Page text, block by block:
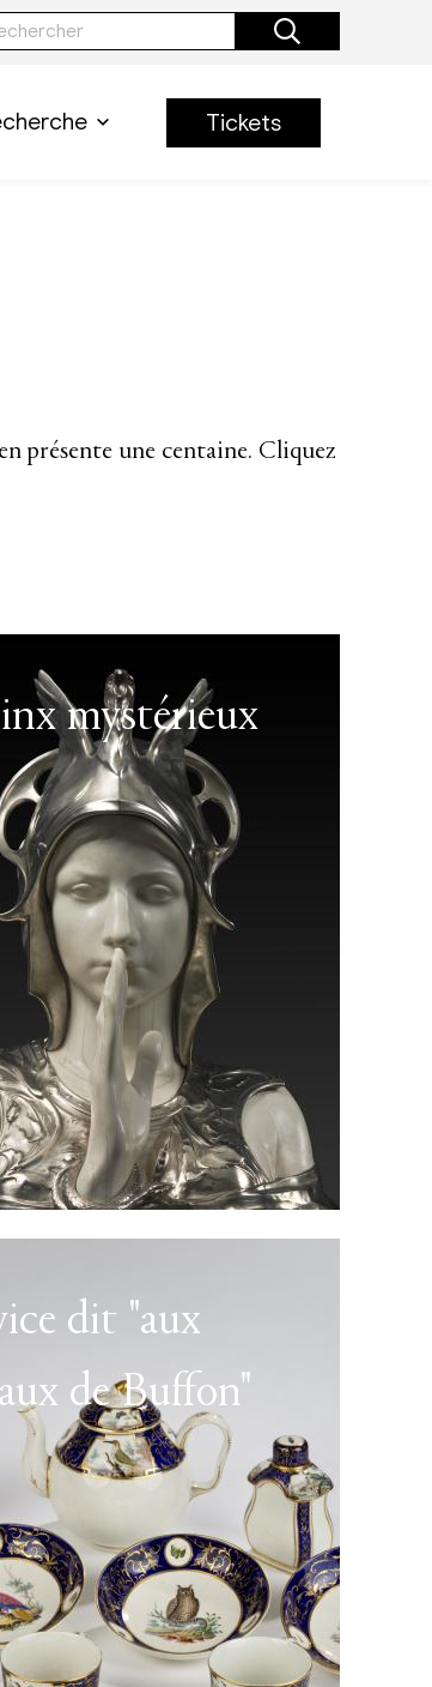
Tickets
présente une centaine. Cliquez
mystérieux
dit "aux
de Buffon"